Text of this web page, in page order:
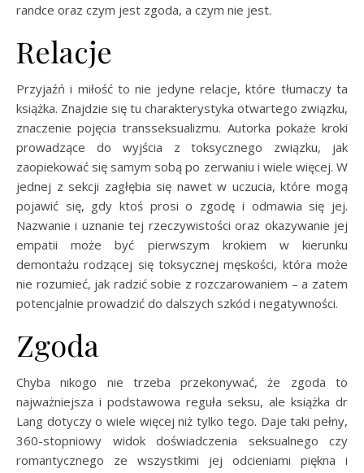
randce oraz czym jest zgoda, a czym nie jest.
Relacje
Przyjaźń i miłość to nie jedyne relacje, które tłumaczy ta
książka. Znajdzie się tu charakterystyka otwartego związku,
znaczenie pojęcia transseksualizmu. Autorka pokaże kroki
prowadzące do wyjścia z toksycznego związku, jak
zaopiekować się samym sobą po zerwaniu i wiele więcej. W
jednej z sekcji zagłębia się nawet w uczucia, które mogą
pojawić się, gdy ktoś prosi o zgodę i odmawia się jej.
Nazwanie i uznanie tej rzeczywistości oraz okazywanie jej
empatii może być pierwszym krokiem w kierunku
demontażu rodzącej się toksycznej męskości, która może
nie rozumieć, jak radzić sobie z rozczarowaniem – a zatem
potencjalnie prowadzić do dalszych szkód i negatywności.
Zgoda
Chyba nikogo nie trzeba przekonywać, że zgoda to
najważniejsza i podstawowa reguła seksu, ale książka dr
Lang dotyczy o wiele więcej niż tylko tego. Daje taki pełny,
360-stopniowy widok doświadczenia seksualnego czy
romantycznego ze wszystkimi jej odcieniami piękna i